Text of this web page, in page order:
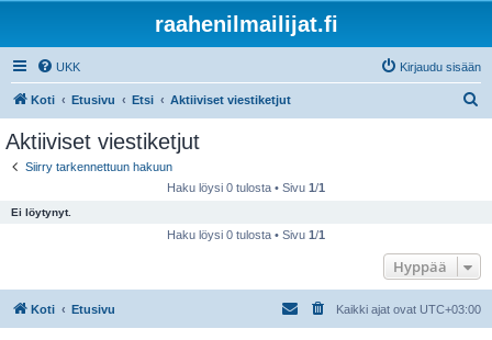
raahenilmailijat.fi
UKK Kirjaudu sisään
Koti Etusivu Etsi Aktiiviset viestiketjut
Aktiiviset viestiketjut
Siirry tarkennettuun hakuun
Haku löysi 0 tulosta • Sivu 1/1
Ei löytynyt.
Haku löysi 0 tulosta • Sivu 1/1
Hyppää
Koti Etusivu Kaikki ajat ovat UTC+03:00